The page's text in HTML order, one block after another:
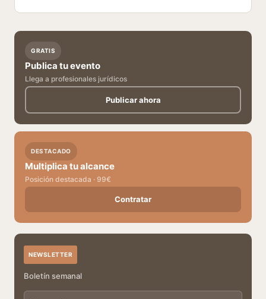
GRATIS
Publica tu evento
Llega a profesionales jurídicos
Publicar ahora
DESTACADO
Multiplica tu alcance
Posición destacada · 99€
Contratar
NEWSLETTER
Boletín semanal